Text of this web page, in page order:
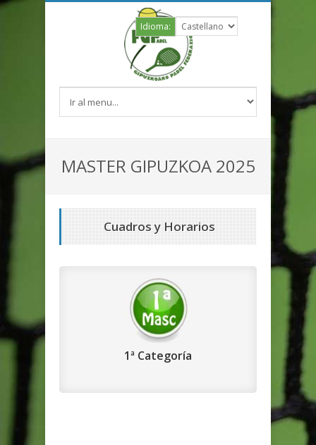
Idioma:
MASTER GIPUZKOA 2025
Cuadros y Horarios
1ª Categoría